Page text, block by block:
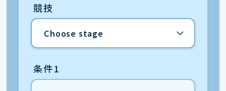
競技
条件1